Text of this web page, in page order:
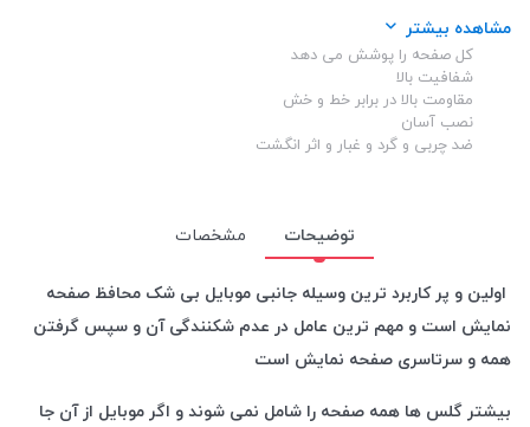
رنگ دور گلس:سفید
مدل:اسپرت
ساختار:شفاف
اصالت محصول: اوجینال
مشاهده بیشتر
کل صفحه را پوشش می دهد
شفافیت بالا
مقاومت بالا در برابر خط و خش
نصب آسان
ضد چربی و گرد و غبار و اثر انگشت
توضیحات
مشخصات
اولین و پر کاربرد ترین وسیله جانبی موبایل بی شک محافظ صفحه
نمایش است و مهم ترین عامل در عدم شکنندگی آن و سپس گرفتن
همه و سرتاسری صفحه نمایش است
بیشتر گلس ها همه صفحه را شامل نمی شوند و اگر موبایل از آن جا